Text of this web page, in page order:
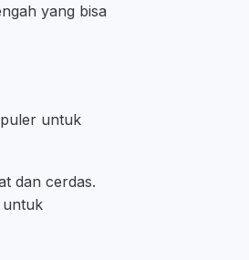
yang bisa
untuk
dan cerdas.
untuk